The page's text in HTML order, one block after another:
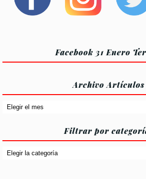
Facebook 31 Enero
Archivo Artículos
Archivo
Filtrar por
Filtrar